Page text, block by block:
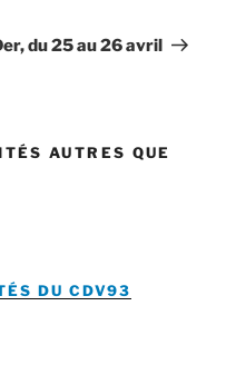
du 25 au 26 avril
AUTRES QUE
DU CDV93